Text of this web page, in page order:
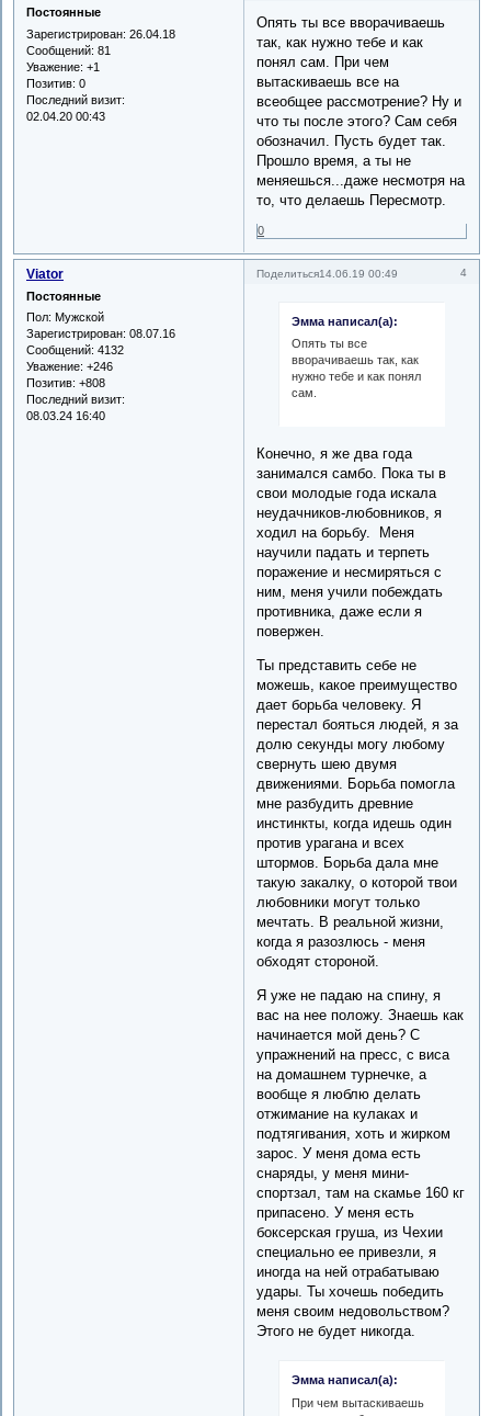
Постоянные
Зарегистрирован: 26.04.18
Сообщений: 81
Уважение: +1
Позитив: 0
Последний визит:
02.04.20 00:43
Опять ты все вворачиваешь
так, как нужно тебе и как
понял сам. При чем
вытаскиваешь все на
всеобщее рассмотрение? Ну и
что ты после этого? Сам себя
обозначил. Пусть будет так.
Прошло время, а ты не
меняешься...даже несмотря на
то, что делаешь Пересмотр.
0
Поделиться 4
14.06.19 00:49
Viator
Постоянные
Пол: Мужской
Зарегистрирован: 08.07.16
Сообщений: 4132
Уважение: +246
Позитив: +808
Последний визит:
08.03.24 16:40
Эмма написал(а):
Опять ты все
вворачиваешь так, как
нужно тебе и как понял
сам.
Конечно, я же два года
занимался самбо. Пока ты в
свои молодые года искала
неудачников-любовников, я
ходил на борьбу. Меня
научили падать и терпеть
поражение и несмиряться с
ним, меня учили побеждать
противника, даже если я
повержен.
Ты представить себе не
можешь, какое преимущество
дает борьба человеку. Я
перестал бояться людей, я за
долю секунды могу любому
свернуть шею двумя
движениями. Борьба помогла
мне разбудить древние
инстинкты, когда идешь один
против урагана и всех
штормов. Борьба дала мне
такую закалку, о которой твои
любовники могут только
мечтать. В реальной жизни,
когда я разозлюсь - меня
обходят стороной.
Я уже не падаю на спину, я
вас на нее положу. Знаешь как
начинается мой день? С
упражнений на пресс, с виса
на домашнем турнечке, а
вообще я люблю делать
отжимание на кулаках и
подтягивания, хоть и жирком
зарос. У меня дома есть
снаряды, у меня мини-
спортзал, там на скамье 160 кг
припасено. У меня есть
боксерская груша, из Чехии
специально ее привезли, я
иногда на ней отрабатываю
удары. Ты хочешь победить
меня своим недовольством?
Этого не будет никогда.
Эмма написал(а):
При чем вытаскиваешь